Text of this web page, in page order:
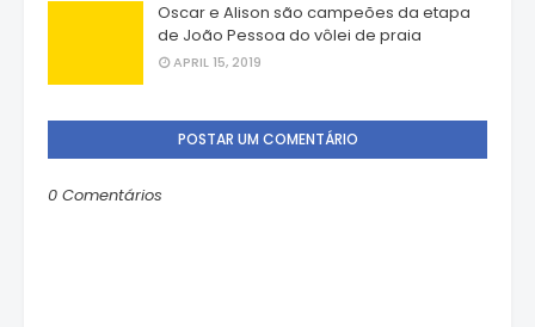
Oscar e Alison são campeões da etapa
de João Pessoa do vôlei de praia
APRIL 15, 2019
POSTAR UM COMENTÁRIO
0 Comentários